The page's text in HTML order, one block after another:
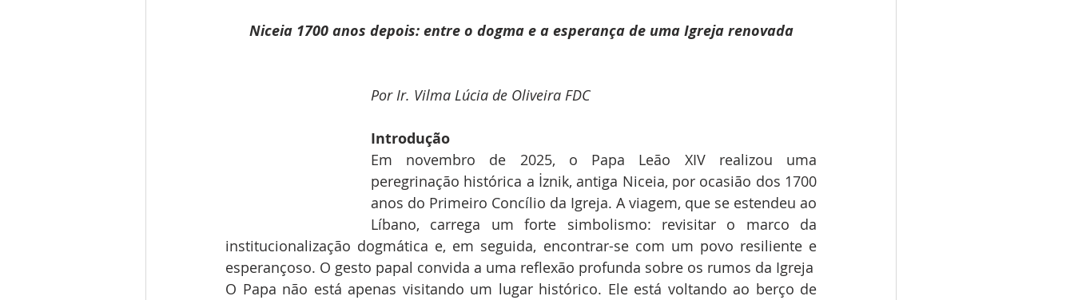
Niceia 1700 anos depois: entre o dogma e a esperança de uma Igreja renovada
Por Ir. Vilma Lúcia de Oliveira FDC
Introdução
Em novembro de 2025, o Papa Leão XIV realizou uma
peregrinação histórica a İznik, antiga Niceia, por ocasião dos 1700
anos do Primeiro Concílio da Igreja. A viagem, que se estendeu ao
Líbano, carrega um forte simbolismo: revisitar o marco da
institucionalização dogmática e, em seguida, encontrar-se com um povo resiliente e
esperançoso. O gesto papal convida a uma reflexão profunda sobre os rumos da Igreja
O Papa não está apenas visitando um lugar histórico. Ele está voltando ao berço de